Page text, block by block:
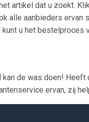
artikel dat u zoekt.
aanbieders ervan
u het
de was doen!
ervan, zij